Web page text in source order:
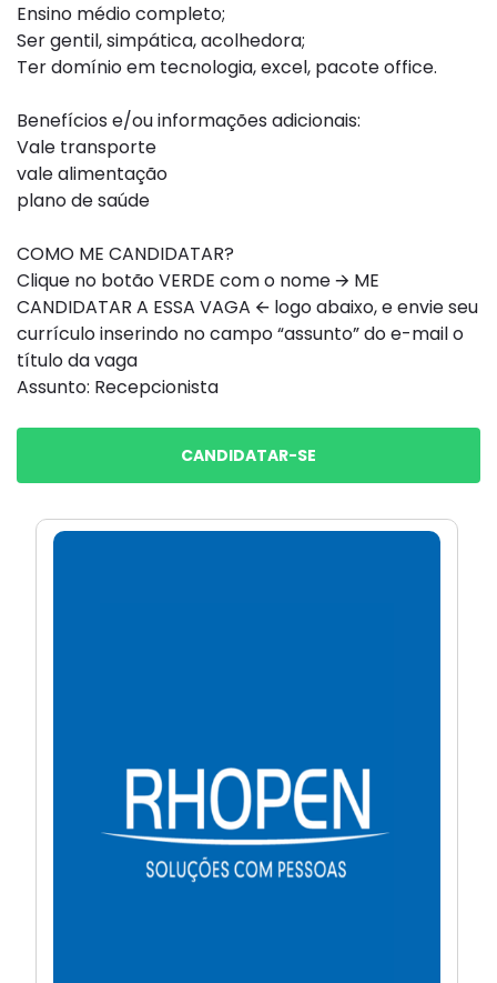
Ensino médio completo;
Ser gentil, simpática, acolhedora;
Ter domínio em tecnologia, excel, pacote office.
Benefícios e/ou informações adicionais:
Vale transporte
vale alimentação
plano de saúde
COMO ME CANDIDATAR?
Clique no botão VERDE com o nome 🡪 ME
CANDIDATAR A ESSA VAGA 🡨 logo abaixo, e envie seu
currículo inserindo no campo “assunto” do e-mail o
título da vaga
Assunto: Recepcionista
CANDIDATAR-SE